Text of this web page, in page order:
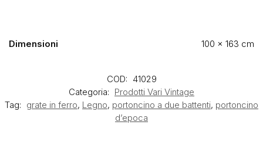
Dimensioni 100 × 163 cm
COD: 41029
Categoria: Prodotti Vari Vintage
Tag: grate in ferro, Legno, portoncino a due battenti, portoncino
d’epoca